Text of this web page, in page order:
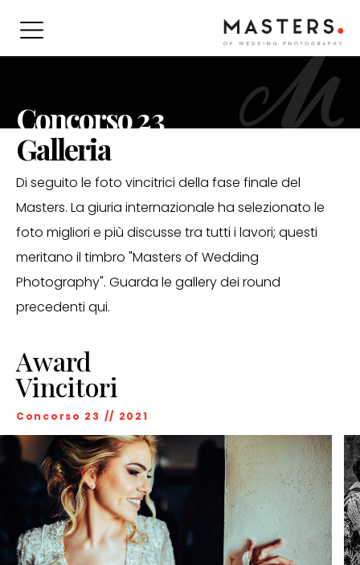
Concorso 23
Galleria
Di seguito le foto vincitrici della fase finale del
Masters. La giuria internazionale ha selezionato le
foto migliori e più discusse tra tutti i lavori; questi
meritano il timbro "Masters of Wedding
Photography". Guarda le gallery dei round
precedenti qui.
Award
Vincitori
Concorso 23 // 2021